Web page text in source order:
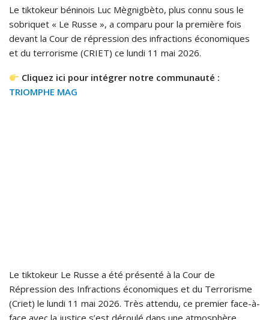
Le tiktokeur béninois Luc Mègnigbèto, plus connu sous le
sobriquet « Le Russe », a comparu pour la première fois
devant la Cour de répression des infractions économiques
et du terrorisme (CRIET) ce lundi 11 mai 2026.
Cliquez ici pour intégrer notre communauté :
TRIOMPHE MAG
Le tiktokeur Le Russe a été présenté à la Cour de
Répression des Infractions économiques et du Terrorisme
(Criet) le lundi 11 mai 2026. Très attendu, ce premier face-à-